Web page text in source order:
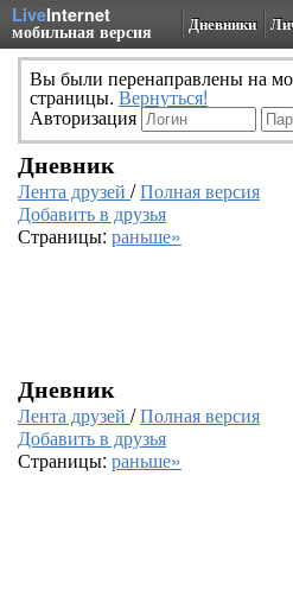
LiveInternet
мобильная версия Дневники
Вы были перенаправлены на
страницы. Вернуться!
Авторизация
Дневник
Лента друзей /Полная версия
Добавить в друзья
Страницы: раньше»
Дневник
Лента друзей /Полная версия
Добавить в друзья
Страницы: раньше»